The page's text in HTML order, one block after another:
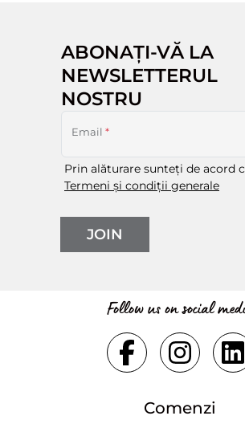
ABONAȚI-VĂ LA
NEWSLETTERUL
NOSTRU
Email *
Prin alăturare sunteți de acord
Termeni și condiții generale
JOIN
Follow us on social
Comenzi